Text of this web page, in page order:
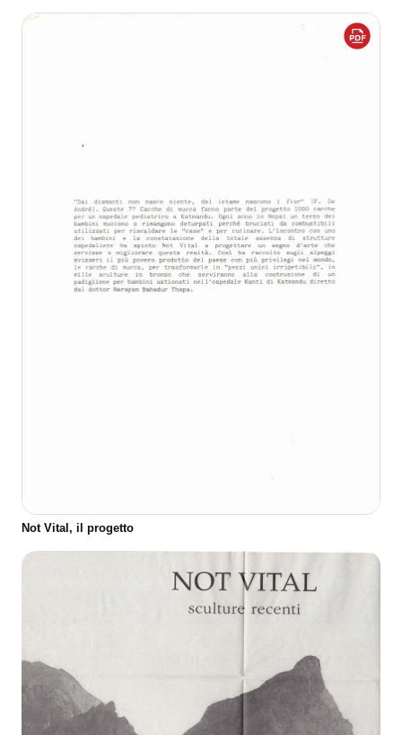
Not Vital, il progetto